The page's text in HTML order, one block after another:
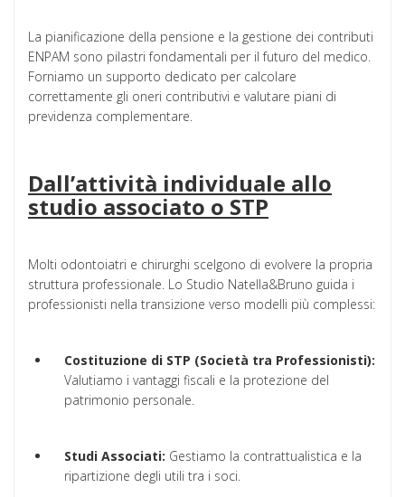
La pianificazione della pensione e la gestione dei contributi
ENPAM sono pilastri fondamentali per il futuro del medico.
Forniamo un supporto dedicato per calcolare
correttamente gli oneri contributivi e valutare piani di
previdenza complementare.
Dall’attività individuale allo
studio associato o STP
Molti odontoiatri e chirurghi scelgono di evolvere la propria
struttura professionale. Lo Studio Natella&Bruno guida i
professionisti nella transizione verso modelli più complessi:
Costituzione di STP (Società tra Professionisti):
Valutiamo i vantaggi fiscali e la protezione del
patrimonio personale.
Studi Associati: Gestiamo la contrattualistica e la
ripartizione degli utili tra i soci.